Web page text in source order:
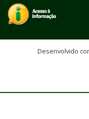
Desenvolvido